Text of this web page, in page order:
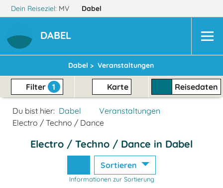
Dein Reiseziel: MV Dabel
DABEL
Dabel > Veranstaltungen
Filter 1 Karte Reisedaten
Du bist hier: Dabel
Veranstaltungen
Electro / Techno / Dance
Electro / Techno / Dance in Dabel
Sortieren
Informationen zur Sortierung